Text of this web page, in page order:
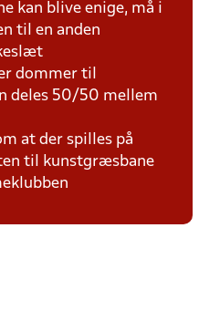
kan blive enige, må i
til en anden
dommer til
deles 50/50 mellem
at der spilles på
til kunstgræsbane